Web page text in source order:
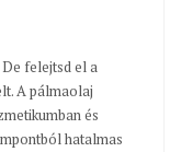
felejtsd el a
A pálmaolaj
és
hatalmas